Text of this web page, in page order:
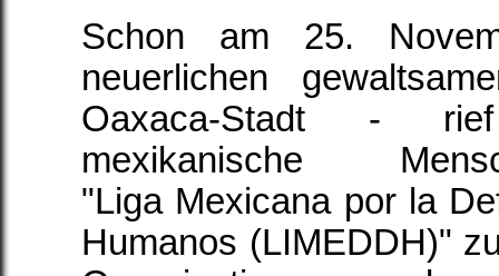
Schon am 25.
neuerlichen
Oaxaca-Stadt -
mexikanische
"Liga Mexicana por la
Humanos (LIMEDDH)"